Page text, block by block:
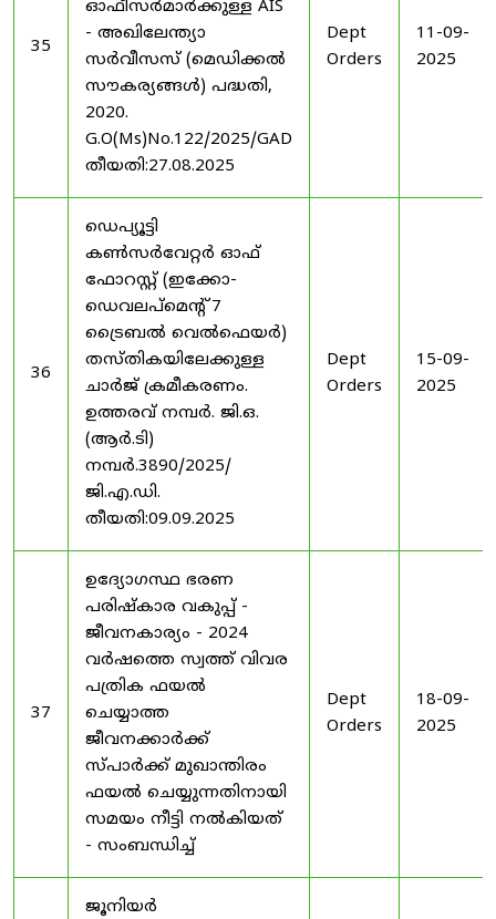
35
ഓഫീസർമാർക്കുള്ള AIS
- അഖിലേന്ത്യാ
സർവീസസ് (മെഡിക്കൽ
സൗകര്യങ്ങൾ) പദ്ധതി,
2020.
G.O(Ms)No.122/2025/GAD
തീയതി:27.08.2025
Dept
Orders
11-09-
2025
36
ഡെപ്യൂട്ടി
കൺസർവേറ്റർ ഓഫ്
ഫോറസ്റ്റ് (ഇക്കോ-
ഡെവലപ്മെന്റ് 7
ട്രൈബൽ വെൽഫെയർ)
തസ്തികയിലേക്കുള്ള
ചാർജ് ക്രമീകരണം.
ഉത്തരവ് നമ്പർ. ജി.ഒ.
(ആർ.ടി)
നമ്പർ.3890/2025/
ജി.എ.ഡി.
തീയതി:09.09.2025
Dept
Orders
15-09-
2025
37
ഉദ്യോഗസ്ഥ ഭരണ
പരിഷ്കാര വകുപ്പ് -
ജീവനകാര്യം - 2024
വർഷത്തെ സ്വത്ത് വിവര
പത്രിക ഫയൽ
ചെയ്യാത്ത
ജീവനക്കാർക്ക്
സ്പാർക്ക് മുഖാന്തിരം
ഫയൽ ചെയ്യുന്നതിനായി
സമയം നീട്ടി നൽകിയത്
- സംബന്ധിച്ച്
Dept
Orders
18-09-
2025
ജൂനിയർ